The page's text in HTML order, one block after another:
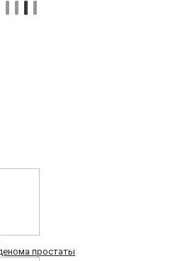
простаты